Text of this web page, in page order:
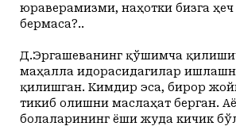
юраверамизми, наҳотки бизга
бермаса?..
Д.Эргашеванинг қўшимча
маҳалла идорасидагилар
қилишган. Кимдир эса, бирор
тикиб олишни маслаҳат берган.
болаларининг ёши жуда кичик